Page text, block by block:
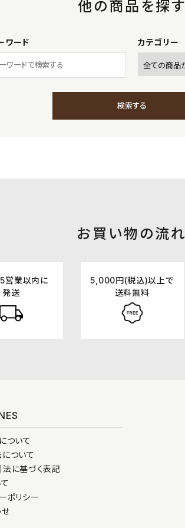
他の商品を探す
ワード カテゴリー
検索する
お買い物の流れ
営業以内に
発送
5,000円(税込)以上で
送料無料
ついて
ついて
に基づく表記
ポリシー